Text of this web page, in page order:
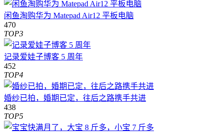
闲鱼淘购华为 Matepad Air12 平板电脑
470
TOP3
记录爱娃子博客 5 周年
452
TOP4
婚纱已拍，婚期已定，往后之路携手共进
438
TOP5